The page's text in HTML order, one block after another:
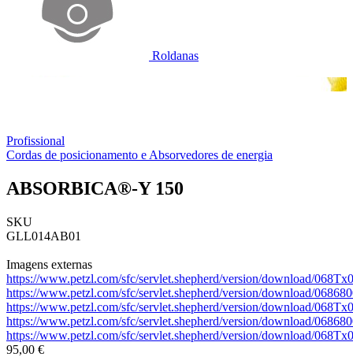
Roldanas
Profissional
Cordas de posicionamento e Absorvedores de energia
ABSORBICA®-Y 150
SKU
GLL014AB01
Imagens externas
https://www.petzl.com/sfc/servlet.shepherd/version/download/
https://www.petzl.com/sfc/servlet.shepherd/version/download/
https://www.petzl.com/sfc/servlet.shepherd/version/download/
https://www.petzl.com/sfc/servlet.shepherd/version/download/
https://www.petzl.com/sfc/servlet.shepherd/version/download/
95,00 €